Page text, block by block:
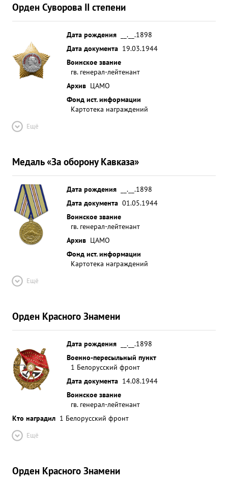
Орден Суворова II степени
Дата рождения
__.__.1898
Дата документа 19.03.1944
Воинское звание
гв. генерал-лейтенант
Архив ЦАМО
Фонд ист. информации
Картотека награждений
Ещё
Медаль «За оборону Кавказа»
Дата рождения
__.__.1898
Дата документа 01.05.1944
Воинское звание
гв. генерал-лейтенант
Архив ЦАМО
Фонд ист. информации
Картотека награждений
Ещё
Орден Красного Знамени
Дата рождения
__.__.1898
Военно-пересыльный пункт
1 Белорусский фронт
Дата документа 14.08.1944
Воинское звание
гв. генерал-лейтенант
Кто наградил 1 Белорусский фронт
Ещё
Орден Красного Знамени